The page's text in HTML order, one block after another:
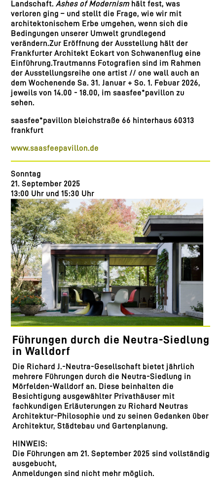
Landschaft. Ashes of Modernism hält fest, was
verloren ging – und stellt die Frage, wie wir mit
architektonischem Erbe umgehen, wenn sich die
Bedingungen unserer Umwelt grundlegend
verändern.Zur Eröffnung der Ausstellung hält der
Frankfurter Architekt Eckart von Schwanenflug eine
Einführung.Trautmanns Fotografien sind im Rahmen
der Ausstellungsreihe one artist // one wall auch an
dem Wochenende Sa. 31. Januar + So. 1. Febuar 2026,
jeweils von 14.00 - 18.00, im saasfee*pavillon zu
sehen.
saasfee*pavillon bleichstraße 66 hinterhaus 60313
frankfurt
www.saasfeepavillon.de
Sonntag
21. September 2025
13:00 Uhr und 15:30 Uhr
Führungen durch die Neutra-Siedlung
in Walldorf
Die Richard J.-Neutra-Gesellschaft bietet jährlich
mehrere Führungen durch die Neutra-Siedlung in
Mörfelden-Walldorf an. Diese beinhalten die
Besichtigung ausgewählter Privathäuser mit
fachkundigen Erläuterungen zu Richard Neutras
Architektur-Philosophie und zu seinen Gedanken über
Architektur, Städtebau und Gartenplanung.
HINWEIS:
Die Führungen am 21. September 2025 sind vollständig
ausgebucht,
Anmeldungen sind nicht mehr möglich.